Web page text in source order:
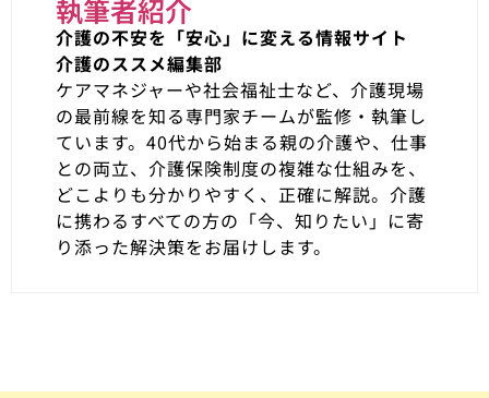
執筆者紹介
介護の不安を「安心」に変える情報サイト
介護のススメ編集部
ケアマネジャーや社会福祉士など、介護現場
の最前線を知る専門家チームが監修・執筆し
ています。40代から始まる親の介護や、仕事
との両立、介護保険制度の複雑な仕組みを、
どこよりも分かりやすく、正確に解説。介護
に携わるすべての方の「今、知りたい」に寄
り添った解決策をお届けします。